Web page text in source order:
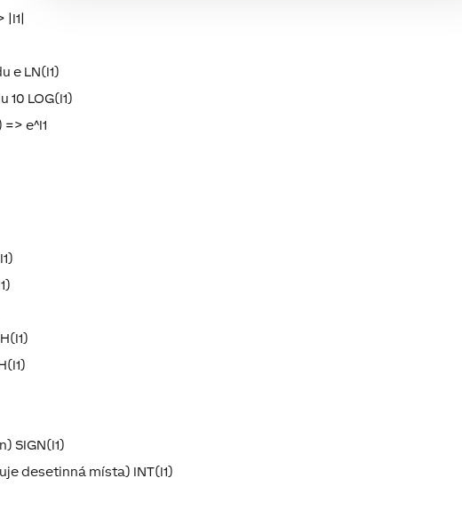
|I1|
e LN(I1)
10 LOG(I1)
e^I1
SIGN(I1)
desetinná místa) INT(I1)